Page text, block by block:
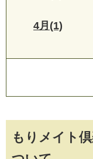
もりメイト
4月(1)